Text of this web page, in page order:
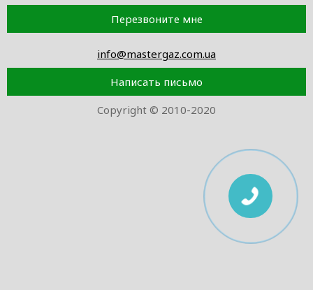
Перезвоните мне
info@mastergaz.com.ua
Написать письмо
Copyright © 2010-2020